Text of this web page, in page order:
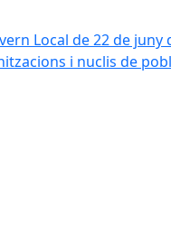
Local de 22 de juny
i nuclis de